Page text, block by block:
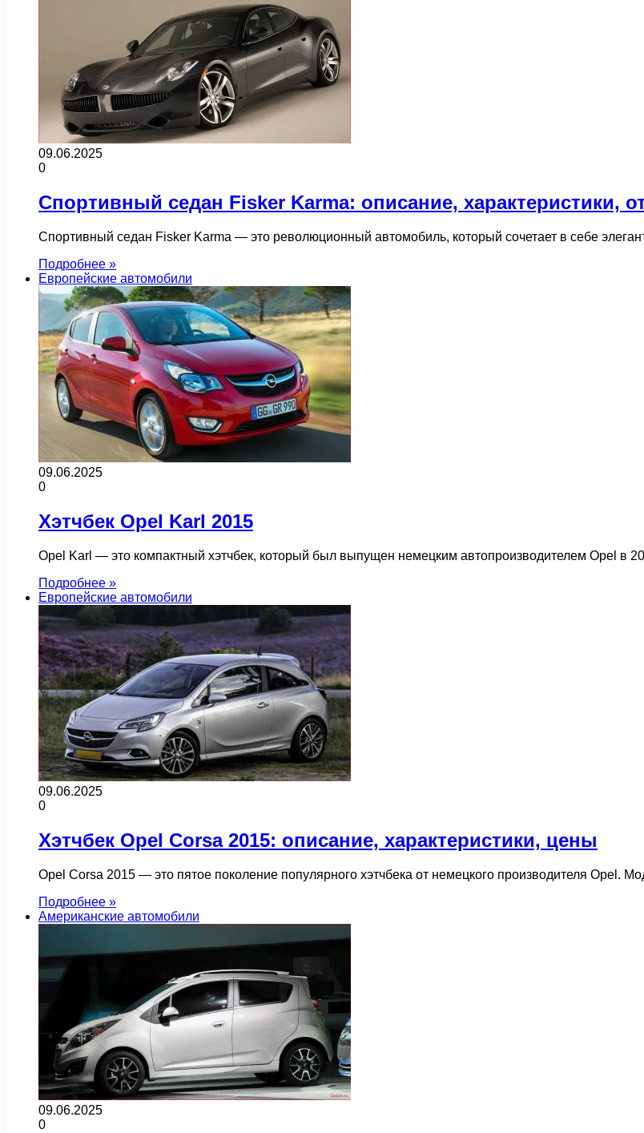
09.06.2025
0
Спортивный седан Fisker Karma: описание, характеристики,
Спортивный седан Fisker Karma — это революционный автомобиль, который сочетает в себе
Подробнее »
Европейские автомобили
09.06.2025
0
Хэтчбек Opel Karl 2015
Opel Karl — это компактный хэтчбек, который был выпущен немецким автопроизводителем Opel в
Подробнее »
Европейские автомобили
09.06.2025
0
Хэтчбек Opel Corsa 2015: описание, характеристики, цены
Opel Corsa 2015 — это пятое поколение популярного хэтчбека от немецкого производителя Opel.
Подробнее »
Американские автомобили
09.06.2025
0